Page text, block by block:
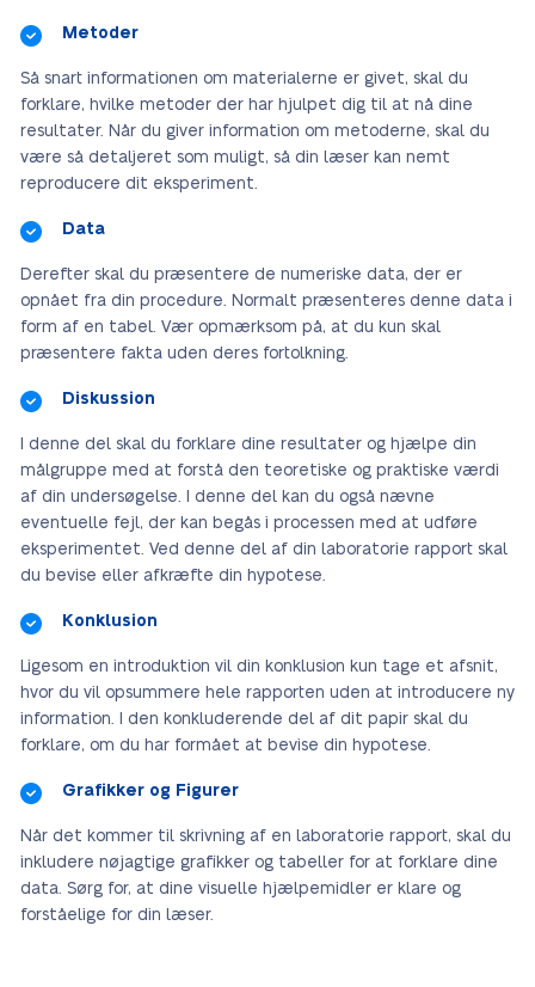
Metoder
Så snart informationen om materialerne er givet, skal du
forklare, hvilke metoder der har hjulpet dig til at nå dine
resultater. Når du giver information om metoderne, skal du
være så detaljeret som muligt, så din læser kan nemt
reproducere dit eksperiment.
Data
Derefter skal du præsentere de numeriske data, der er
opnået fra din procedure. Normalt præsenteres denne data i
form af en tabel. Vær opmærksom på, at du kun skal
præsentere fakta uden deres fortolkning.
Diskussion
I denne del skal du forklare dine resultater og hjælpe din
målgruppe med at forstå den teoretiske og praktiske værdi
af din undersøgelse. I denne del kan du også nævne
eventuelle fejl, der kan begås i processen med at udføre
eksperimentet. Ved denne del af din laboratorie rapport skal
du bevise eller afkræfte din hypotese.
Konklusion
Ligesom en introduktion vil din konklusion kun tage et afsnit,
hvor du vil opsummere hele rapporten uden at introducere ny
information. I den konkluderende del af dit papir skal du
forklare, om du har formået at bevise din hypotese.
Grafikker og Figurer
Når det kommer til skrivning af en laboratorie rapport, skal du
inkludere nøjagtige grafikker og tabeller for at forklare dine
data. Sørg for, at dine visuelle hjælpemidler er klare og
forståelige for din læser.